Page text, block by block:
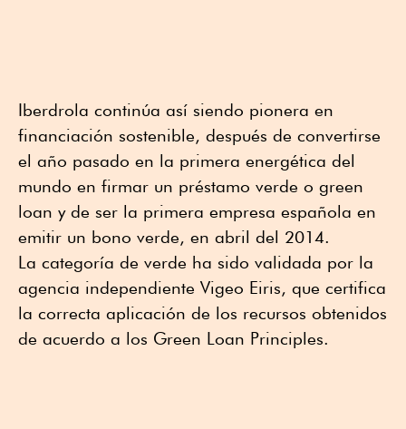
Iberdrola continúa así siendo pionera en
financiación sostenible, después de convertirse
el año pasado en la primera energética del
mundo en firmar un préstamo verde o green
loan y de ser la primera empresa española en
emitir un bono verde, en abril del 2014.
La categoría de verde ha sido validada por la
agencia independiente Vigeo Eiris, que certifica
la correcta aplicación de los recursos obtenidos
de acuerdo a los Green Loan Principles.